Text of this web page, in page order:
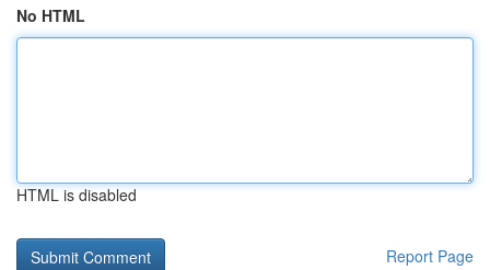
No HTML
HTML is disabled
Report Page